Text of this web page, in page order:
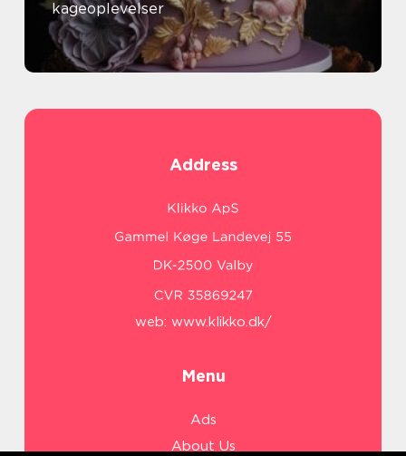
kageoplevelser
Address
web: www.klikko.dk/
Menu
Ads
About Us